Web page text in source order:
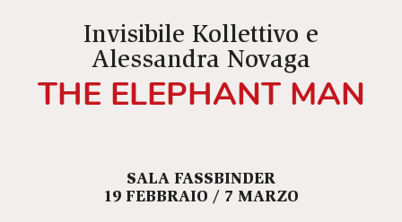
Invisibile Kollettivo e
Alessandra Novaga
THE ELEPHANT MAN
SALA FASSBINDER
19 FEBBRAIO / 7 MARZO